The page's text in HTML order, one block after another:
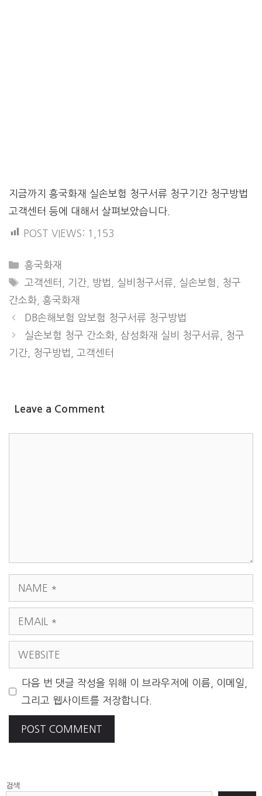
지금까지 흥국화재 실손보험 청구서류 청구기간 청구방법
고객센터 등에 대해서 살펴보았습니다.
POST VIEWS: 1,153
CATEGORIES
흥국화재
TAGS
고객센터 기간 방법 실비청구서류 실손보험
청구
간소화 흥국화재
DB손해보험 암보험 청구서류 청구방법
실손보험 청구 간소화, 삼성화재 실비 청구서류, 청구
기간, 청구방법, 고객센터
Leave a Comment
다음 번 댓글 작성을 위해 이 브라우저에 이름, 이메일,
그리고 웹사이트를 저장합니다.
검색